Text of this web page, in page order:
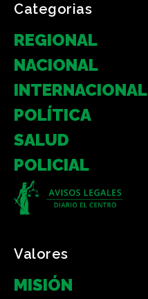
Categorias
REGIONAL
NACIONAL
INTERNACIONAL
POLÍTICA
SALUD
POLICIAL
Valores
MISIÓN